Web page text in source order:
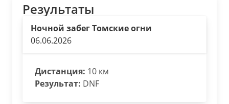
Результаты
Ночной забег Томские огни
06.06.2026
Дистанция: 10 км
Результат: DNF